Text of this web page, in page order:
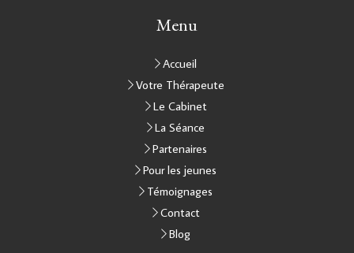
Menu
Accueil
Votre Thérapeute
Le Cabinet
La Séance
Partenaires
Pour les jeunes
Témoignages
Contact
Blog